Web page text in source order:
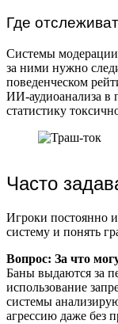
Где
Системы модерации
за ними нужно
поведенческом
ИИ-аудиоанализа в
статистику
Часто
Игроки постоянно
систему и понять
Вопрос: За что
Баны выдаются за
использование
системы
агрессию даже без